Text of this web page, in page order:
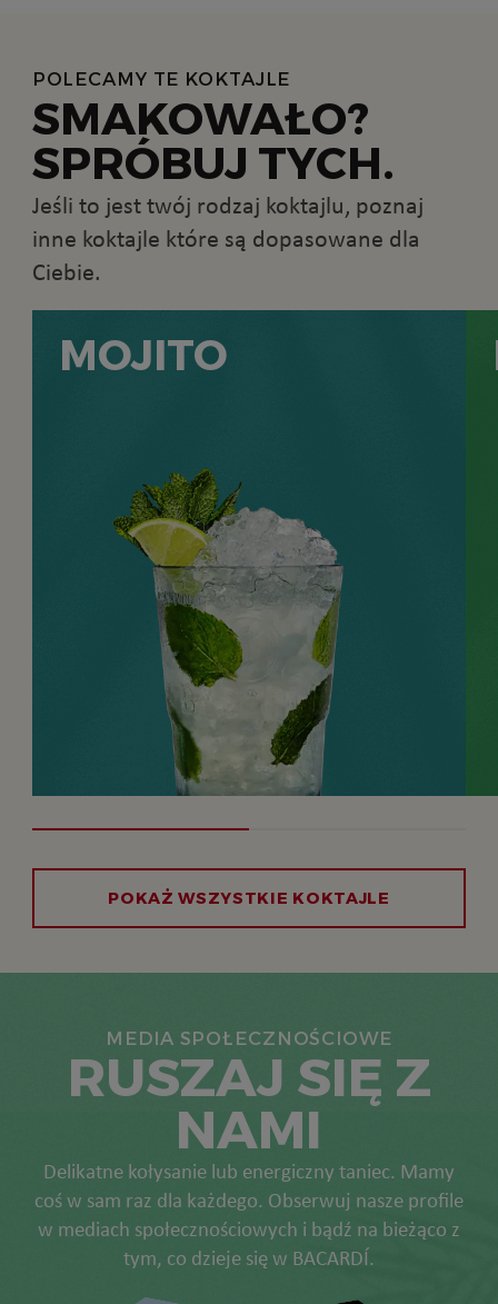
POLECAMY TE KOKTAJLE
SMAKOWAŁO?
SPRÓBUJ TYCH.
Jeśli to jest twój rodzaj koktajlu, poznaj
inne koktajle które są dopasowane dla
Ciebie.
MOJITO
POKAŻ WSZYSTKIE KOKTAJLE
MEDIA SPOŁECZNOŚCIOWE
RUSZAJ SIĘ Z
NAMI
Delikatne kołysanie lub energiczny taniec. Mamy
coś w sam raz dla każdego. Obserwuj nasze profile
w mediach społecznościowych i bądź na bieżąco z
tym, co dzieje się w BACARDÍ.